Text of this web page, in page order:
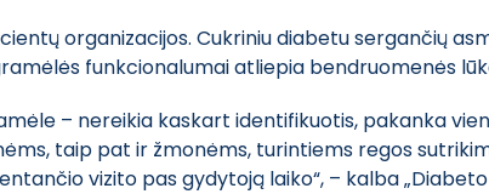
organizacijos. Cukriniu diabetu sergančių
funkcionalumai atliepia bendruomenės
– nereikia kaskart identifikuotis, pakanka
taip pat ir žmonėms, turintiems regos
vizito pas gydytoją laiko“, – kalba „Diabeto